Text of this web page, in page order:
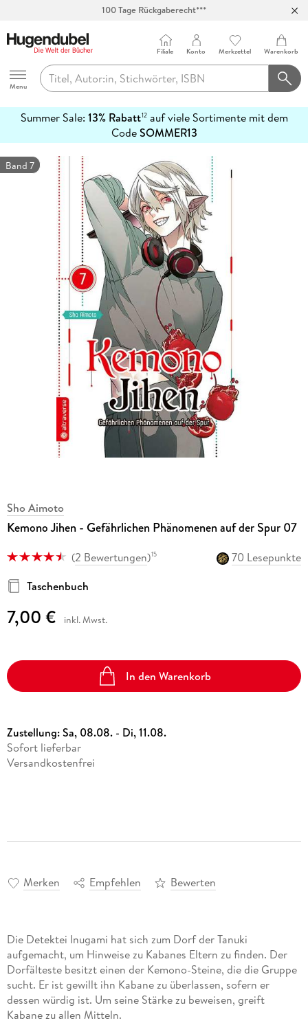
100 Tage Rückgaberecht***
Hugendubel
Menu
Filiale Konto Merkzettel Warenkorb
Summer Sale: 13% Rabatt12auf viele Sortimente mit dem
CodeSOMMER13
erfahren
Band 7
Sho Aimoto
Kemono Jihen - Gefährlichen Phänomenen auf der Spur 07
(2 Bewertungen)15
70 Lesepunkte
Taschenbuch
7,00 € inkl. Mwst.
In den Warenkorb
Zustellung:Sa, 08.08. - Di, 11.08.
Sofort lieferbar
Versandkostenfrei
Merken Empfehlen Bewerten
Die Detektei Inugami hat sich zum Dorf der Tanuki
aufgemacht, um Hinweise zu Kabanes Eltern zu finden. Der
Dorfälteste besitzt einen der Kemono-Steine, die die Gruppe
sucht. Er ist gewillt ihn Kabane zu überlassen, sofern er
dessen würdig ist. Um seine Stärke zu beweisen, greift
Kabane zu allen Mitteln.